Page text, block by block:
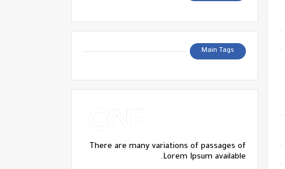
Main Tags
There are many variations of passages of
Lorem Ipsum available.